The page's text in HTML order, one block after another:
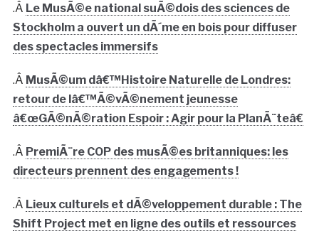
.Â Le MusÃ©e national suÃ©dois des sciences de
Stockholm a ouvert un dÃ´me en bois pour diffuser
des spectacles immersifs
.Â MusÃ©um dâ€™Histoire Naturelle de Londres:
retour de lâ€™Ã©vÃ©nement jeunesse
â€œGÃ©nÃ©ration Espoir : Agir pour la PlanÃ¨teâ€
.Â PremiÃ¨re COP des musÃ©es britanniques: les
directeurs prennent des engagements !
.Â Lieux culturels et dÃ©veloppement durable : The
Shift Project met en ligne des outils et ressources